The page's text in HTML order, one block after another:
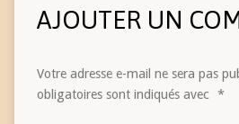
AJOUTER UN
Votre adresse e-mail ne sera pas
obligatoires sont indiqués avec *